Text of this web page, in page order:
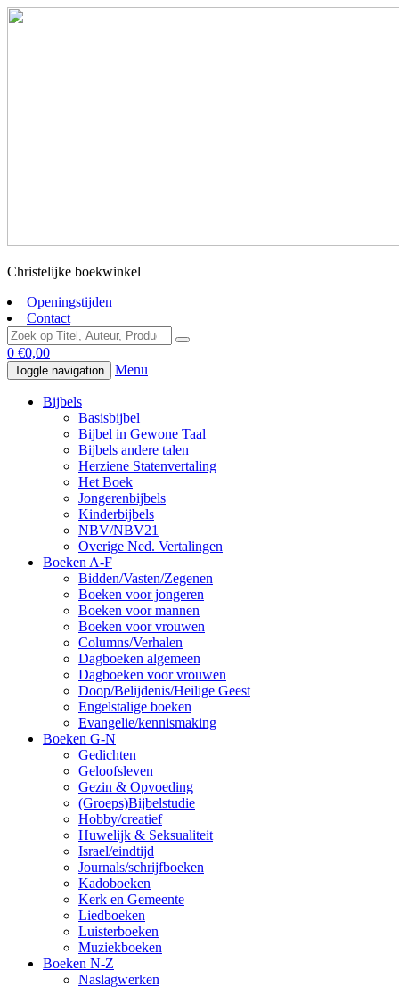
Christelijke boekwinkel
Openingstijden
Contact
0 €0,00
Toggle navigation Menu
Bijbels
Basisbijbel
Bijbel in Gewone Taal
Bijbels andere talen
Herziene Statenvertaling
Het Boek
Jongerenbijbels
Kinderbijbels
NBV/NBV21
Overige Ned. Vertalingen
Boeken A-F
Bidden/Vasten/Zegenen
Boeken voor jongeren
Boeken voor mannen
Boeken voor vrouwen
Columns/Verhalen
Dagboeken algemeen
Dagboeken voor vrouwen
Doop/Belijdenis/Heilige Geest
Engelstalige boeken
Evangelie/kennismaking
Boeken G-N
Gedichten
Geloofsleven
Gezin & Opvoeding
(Groeps)Bijbelstudie
Hobby/creatief
Huwelijk & Seksualiteit
Israel/eindtijd
Journals/schrijfboeken
Kadoboeken
Kerk en Gemeente
Liedboeken
Luisterboeken
Muziekboeken
Boeken N-Z
Naslagwerken